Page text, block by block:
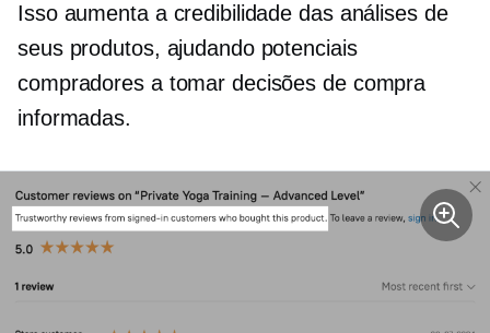
Isso aumenta a credibilidade das análises de
seus produtos, ajudando potenciais
compradores a tomar decisões de compra
informadas.